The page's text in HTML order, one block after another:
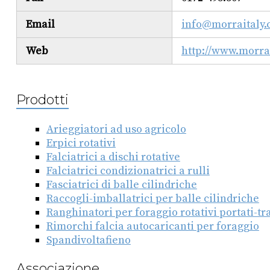
Email
Web
http://
Prodotti
Arieggiatori ad uso agricolo
Erpici rotativi
Falciatrici a dischi rotative
Falciatrici condizionatrici a rulli
Fasciatrici di balle cilindriche
Raccogli-imballatrici per balle cilindriche
Ranghinatori per foraggio rotativi portati-
Rimorchi falcia autocaricanti per foraggio
Spandivoltafieno